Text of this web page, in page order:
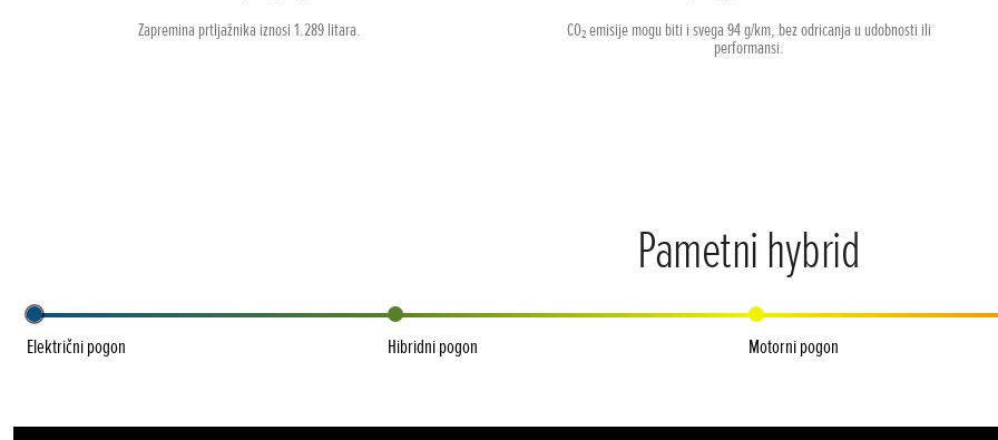
Zapremina prtljažnika iznosi 1.289 litara.
CO₂ emisije mogu biti i svega 94 g/km, bez odricanja u udobnosti ili
performansi.
Pametni hybrid
Električni pogon Hibridni pogon Motorni pogon